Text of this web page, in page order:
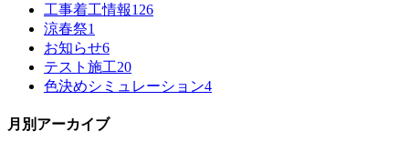
工事着工情報126
涼春祭1
お知らせ6
テスト施工20
色決めシミュレーション4
月別アーカイブ